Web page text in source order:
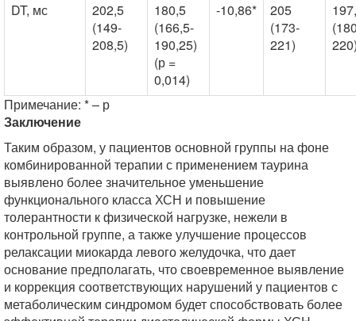
DT, мс
202,5
(149-
208,5)
180,5
(166,5-
190,25)
(р =
0,014)
-10,86*
205
(173-
221)
Примечание: * – р
Заключение
Таким образом, у пациентов основной группы на фоне
комбинированной терапии с применением таурина
выявлено более значительное уменьшение
функционального класса ХСН и повышение
толерантности к физической нагрузке, нежели в
контрольной группе, а также улучшение процессов
релаксации миокарда левого желудочка, что дает
основание предполагать, что своевременное выявление
и коррекция соответствующих нарушений у пациентов с
метаболическим синдромом будет способствовать более